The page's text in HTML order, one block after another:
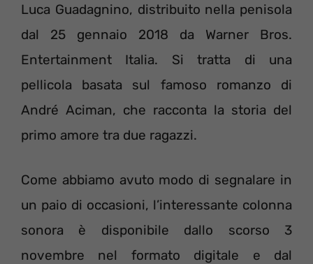
Luca Guadagnino, distribuito nella penisola
dal 25 gennaio 2018 da Warner Bros.
Entertainment Italia. Si tratta di una
pellicola basata sul famoso romanzo di
André Aciman, che racconta la storia del
primo amore tra due ragazzi.
Come abbiamo avuto modo di segnalare in
un paio di occasioni, l’interessante colonna
sonora è disponibile dallo scorso 3
novembre nel formato digitale e dal